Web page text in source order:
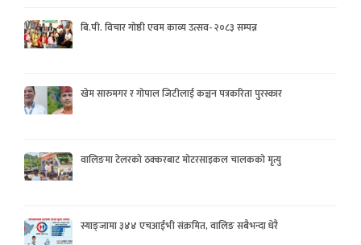
बि.पी. विचार गोष्ठी एवम काव्य उत्सव- २०८३ सम्पन्न
खेम सारुमगर र गोपाल जिटीलाई कञ्चन पत्रकरिता पुरस्कार
वालिङमा टेलरको ठक्करबाट मोटरसाइकल चालकको मृत्यु
स्याङ्जामा ३४४ एचआईभी संक्रमित, वालिङ सबैभन्दा धेरै